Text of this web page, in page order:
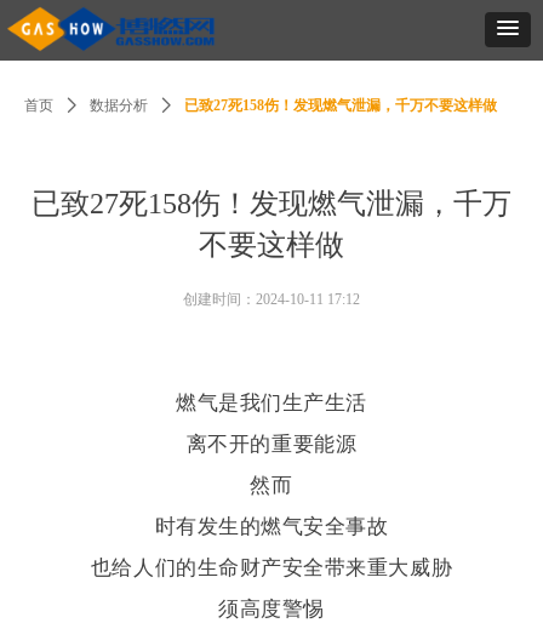
已致27死158伤！发现燃气泄漏，千万
不要这样做
创建时间： 2024-10-11 17:12
燃气是我们生产生活
离不开的重要能源
然而
时有发生的燃气安全事故
也给人们的生命财产安全带来重大威胁
须高度警惕
首页 ꄲ 数据分析 ꄲ 已致27死158伤！发现燃气泄漏，千万不要这样做